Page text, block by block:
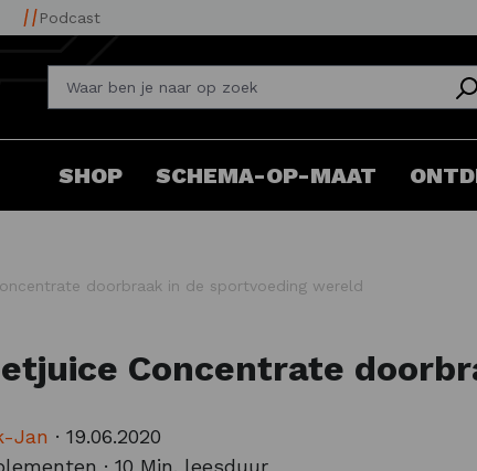
Podcast
SHOP SCHEMA-OP-MAAT
doorbraak in de sportvoeding wereld
Concentrate
Jan · 19.06.2020
· 10 Min. leesduur